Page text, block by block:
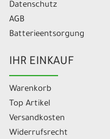
Datenschutz
AGB
Batterieentsorgung
IHR EINKAUF
Warenkorb
Top Artikel
Versandkosten
Widerrufsrecht